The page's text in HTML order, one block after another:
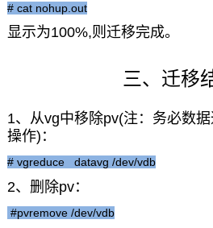
# cat nohup.out
显示为100%,则迁移完成。
三、迁移
1、从vg中移除pv(注：务必数
操作)：
# vgreduce datavg /dev/vdb
2、删除pv：
#pvremove /dev/vdb